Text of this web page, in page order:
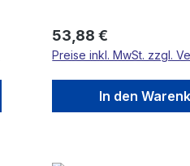
Regulärer Preis:
53,88 €
Preise inkl. MwSt. zzgl.
In den